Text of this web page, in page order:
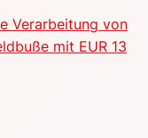
Verarbeitung von
mit EUR 13